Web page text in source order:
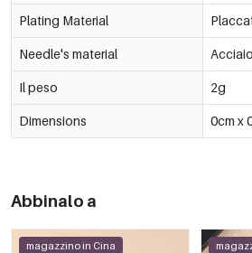
Plating Material
Needle's material
Il peso 2g
Dimensions 0cm x
Abbinalo a
magazzino in Cina